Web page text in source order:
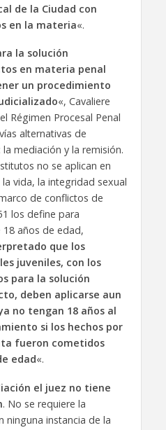
de la Ciudad con
en la materia«.
la solución
en materia penal
un procedimiento
«, Cavaliere
Régimen Procesal Penal
alternativas de
mediación y la remisión.
no se aplican en
vida, la integridad sexual
de conflictos de
los define para
años de edad,
que los
juveniles, con los
para la solución
deben aplicarse aun
no tengan 18 años al
si los hechos por
fueron cometidos
edad«.
el juez no tiene
. No se requiere la
ninguna instancia de la